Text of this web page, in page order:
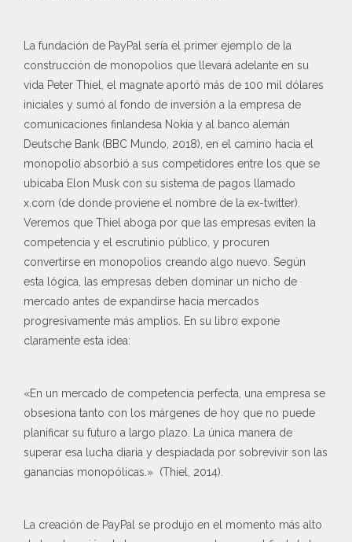
La fundación de PayPal sería el primer ejemplo de la
construcción de monopolios que llevará adelante en su
vida Peter Thiel, el magnate aportó más de 100 mil dólares
iniciales y sumó al fondo de inversión a la empresa de
comunicaciones finlandesa Nokia y al banco alemán
Deutsche Bank (BBC Mundo, 2018), en el camino hacia el
monopolio absorbió a sus competidores entre los que se
ubicaba Elon Musk con su sistema de pagos llamado
x.com (de donde proviene el nombre de la ex-twitter).
Veremos que Thiel aboga por que las empresas eviten la
competencia y el escrutinio público, y procuren
convertirse en monopolios creando algo nuevo. Según
esta lógica, las empresas deben dominar un nicho de
mercado antes de expandirse hacia mercados
progresivamente más amplios. En su libro expone
claramente esta idea:
«En un mercado de competencia perfecta, una empresa se
obsesiona tanto con los márgenes de hoy que no puede
planificar su futuro a largo plazo. La única manera de
superar esa lucha diaria y despiadada por sobrevivir son las
ganancias monopólicas.» (Thiel, 2014).
La creación de PayPal se produjo en el momento más alto